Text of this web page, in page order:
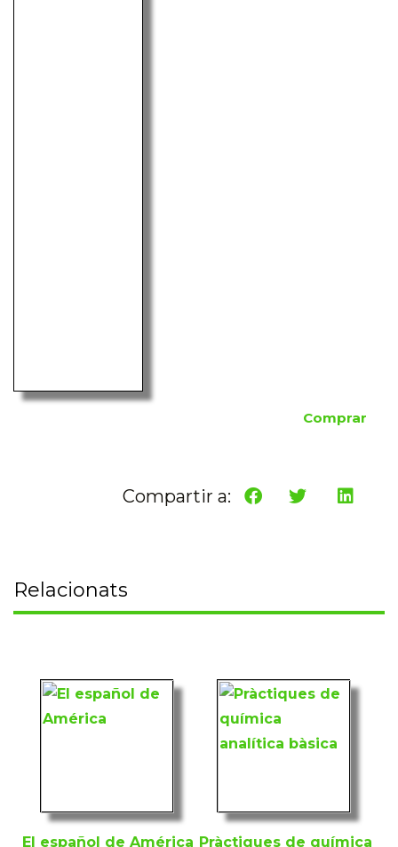
Comprar
Compartir a:
Relacionats
El español de América Pràctiques de química